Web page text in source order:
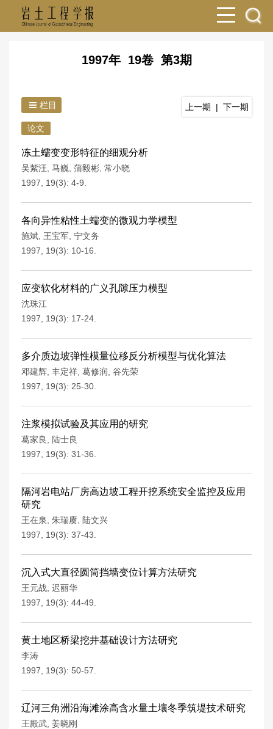
1997年 19卷 第3期
栏目 上一期 | 下一期
论文
冻土蠕变变形特征的细观分析
吴紫汪 马巍 蒲毅彬 常小晓
1997, 19(3): 4-9.
各向异性粘性土蠕变的微观力学模型
施斌 王宝军 宁文务
1997, 19(3): 10-16.
应变软化材料的广义孔隙压力模型
沈珠江
1997, 19(3): 17-24.
多介质边坡弹性模量位移反分析模型与优化算法
邓建辉 丰定祥 葛修润 谷先荣
1997, 19(3): 25-30.
注浆模拟试验及其应用的研究
葛家良
陆士良
1997, 19(3): 31-36.
隔河岩电站厂房高边坡工程开挖系统安全监控及应用
研究
王在泉 朱瑞赓
陆文兴
1997, 19(3): 37-43.
沉入式大直径圆筒挡墙变位计算方法研究
王元战 迟丽华
1997, 19(3): 44-49.
黄土地区桥梁挖井基础设计方法研究
李涛
1997, 19(3): 50-57.
辽河三角洲沿海滩涂高含水量土壤冬季筑堤技术研究
王殿武 姜晓刚